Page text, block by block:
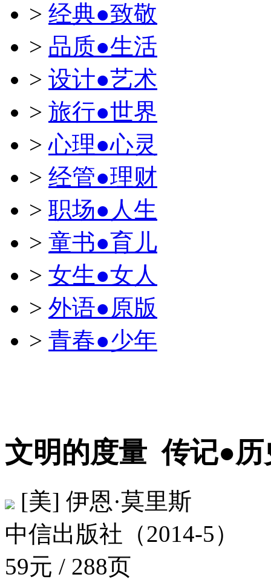
> 经典●致敬
> 品质●生活
> 设计●艺术
> 旅行●世界
>心理●心灵
> 经管●理财
> 职场●人生
> 童书●育儿
> 女生●女人
> 外语●原版
> 青春●少年
文明的度量传记●历
[美] 伊恩·莫里斯
中信出版社（2014-5）
59元 / 288页